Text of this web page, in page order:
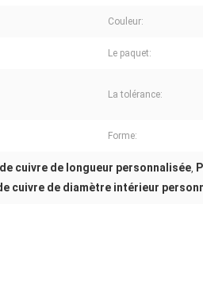
Couleur:
Le paquet:
La tolérance:
Forme:
cuivre de longueur personnalisée,
cuivre de diamètre intérieur